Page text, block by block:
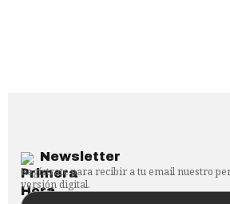
Newsletter
Regístrate para recibir a tu email nuestro
versión digital.